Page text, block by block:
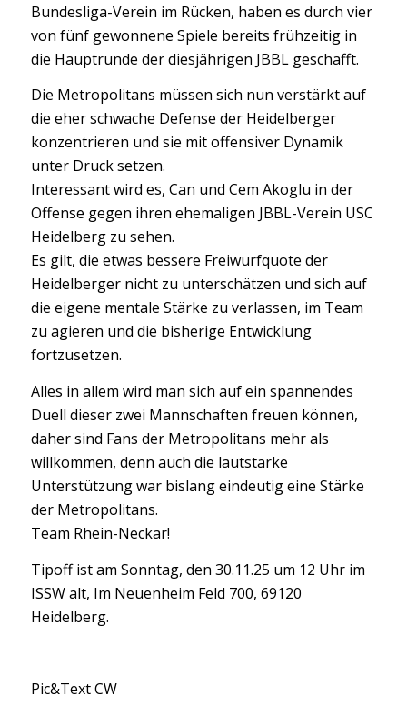
Bundesliga-Verein im Rücken, haben es durch vier
von fünf gewonnene Spiele bereits frühzeitigin
die Hauptrunde der diesjährigen JBBL geschafft.
Die Metropolitans müssen sich nun verstärkt auf
die eher schwache Defense der Heidelberger
konzentrieren und sie mit offensiver Dynamik
unter Druck setzen.
Interessant wird es, Can und Cem Akoglu in der
Offense gegen ihren ehemaligen JBBL-Verein USC
Heidelberg zu sehen.
Es gilt, die etwas bessere Freiwurfquote der
Heidelberger nicht zu unterschätzen und sich auf
die eigene mentale Stärke zu verlassen, im Team
zu agieren und die bisherige Entwicklung
fortzusetzen.
Alles in allem wird man sich auf ein spannendes
Duell dieser zwei Mannschaften freuen können,
daher sind Fans der Metropolitans mehr als
willkommen, denn auch die lautstarke
Unterstützung war bislang eindeutig eine Stärke
der Metropolitans.
Team Rhein-Neckar!
Tipoff ist am Sonntag, den 30.11.25 um 12 Uhr im
ISSW alt, Im Neuenheim Feld 700, 69120
Heidelberg.
Pic&Text CW